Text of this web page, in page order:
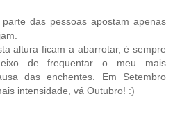
das pessoas apostam apenas
altura ficam a abarrotar, é sempre
de frequentar o meu mais
das enchentes. Em Setembro
intensidade, vá Outubro! :)